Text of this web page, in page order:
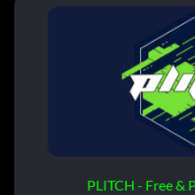
PLITCH - Free &